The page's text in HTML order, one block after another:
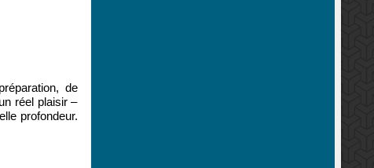
de
réel plaisir –
profondeur.